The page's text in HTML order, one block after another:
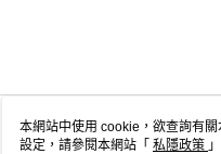
本網站中使用 cookie，欲查詢有
設定，請參閱本網站「 私隱政策